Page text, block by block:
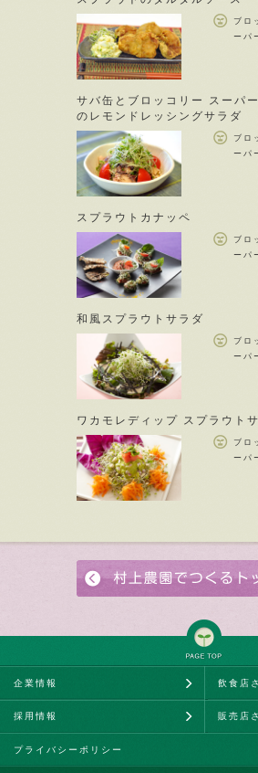
ブロ
ーパ
サバ缶とブロッコリー スーパ
のレモンドレッシングサラダ
ブロ
ーパ
スプラウトカナッペ
ブロ
ーパ
和風スプラウトサラダ
ブロ
ーパ
ワカモレディップ スプラウト
ブロ
ーパ
企業情報 飲食店
採用情報 販売店
プライバシーポリシー